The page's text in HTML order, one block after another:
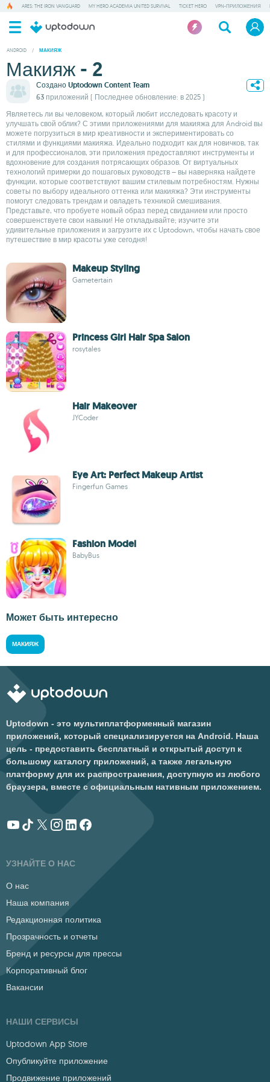
ARES: THE IRON VANGUARD MY HERO ACADEMIA UNITED SURVIVAL TICKET HERO VPN-ПРИЛОЖЕНИЯ
ANDROID / МАКИЯЖ
Макияж - 2
Создано Uptodown Content Team
63 приложений ( Последнее обновление: в 2025 )
Являетесь ли вы человеком, который любит исследовать красоту и
улучшать свой облик? С этими приложениями для макияжа для Android вы
можете погрузиться в мир креативности и экспериментировать со
стилями и функциями макияжа. Идеально подходит как для новичков, так
и для профессионалов, эти приложения предоставляют инструменты и
вдохновение для создания потрясающих образов. От виртуальных
технологий примерки до пошаговых руководств – вы наверняка найдете
функции, которые соответствуют вашим стилевым потребностям. Нужны
советы по выбору идеального оттенка или макияжа? Эти инструменты
помогут следовать трендам и овладеть техникой смешивания.
Представьте, что пробуете новый образ перед свиданием или просто
совершенствуете свои навыки! Не откладывайте; изучите эти
удивительные приложения и загрузите их с Uptodown, чтобы начать свое
путешествие в мир красоты уже сегодня!
Makeup Styling
Gametertain
Princess Girl Hair Spa Salon
rosytales
Hair Makeover
JYCoder
Eye Art: Perfect Makeup Artist
Fingerfun Games
Fashion Model
BabyBus
Может быть интересно
МАКИЯЖ
Uptodown - это мультиплатформенный магазин
приложений, который специализируется на Android. Наша
цель - предоставить бесплатный и открытый доступ к
большому каталогу приложений, а также легальную
платформу для их распространения, доступную из любого
браузера, вместе с официальным нативным приложением.
УЗНАЙТЕ О НАС
О нас
Наша компания
Редакционная политика
Прозрачность и отчеты
Бренд и ресурсы для прессы
Корпоративный блог
Вакансии
НАШИ СЕРВИСЫ
Uptodown App Store
Опубликуйте приложение
Продвижение приложений